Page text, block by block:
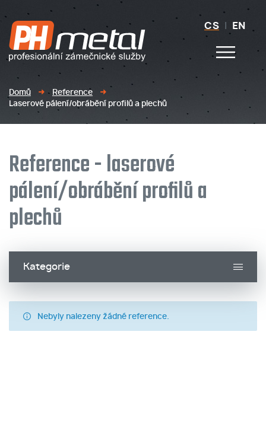
CS EN
Domů
Reference
Laserové pálení/obrábění profilů a plechů
Reference - laserové
pálení/obrábění profilů a
plechů
Nebyly nalezeny žádné reference.
Kategorie